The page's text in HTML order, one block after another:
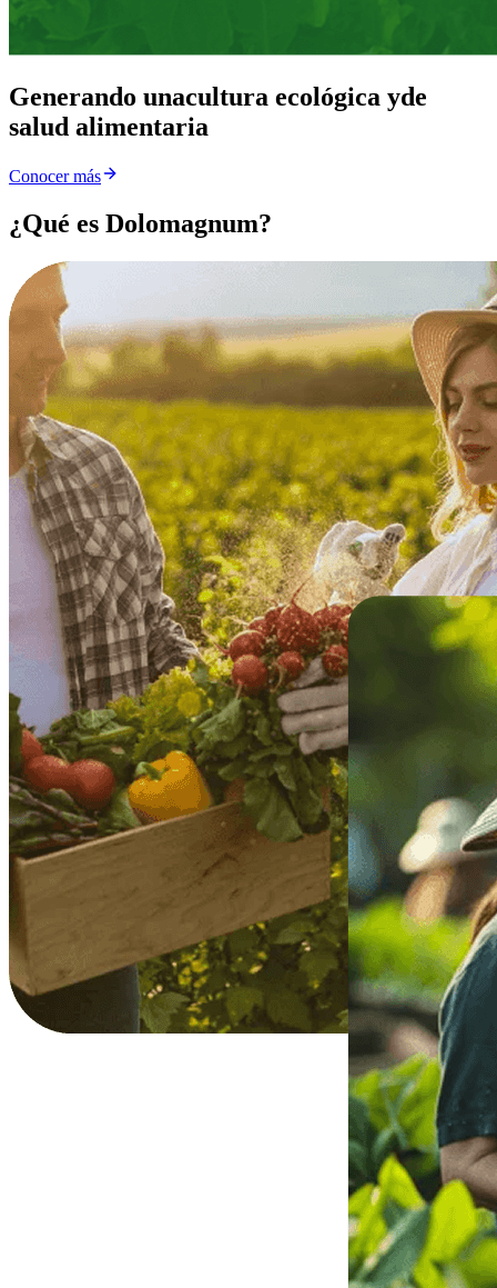
Generando unacultura ecológica yde
salud alimentaria
Conocer más
¿Qué es Dolomagnum?